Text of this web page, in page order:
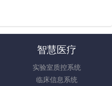
智慧医疗
实验室质控系统
临床信息系统